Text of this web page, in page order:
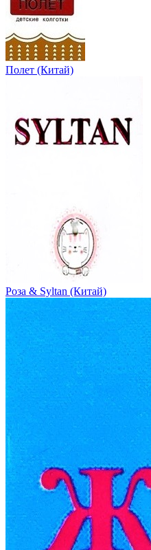
Полет (Китай)
Роза & Syltan (Китай)